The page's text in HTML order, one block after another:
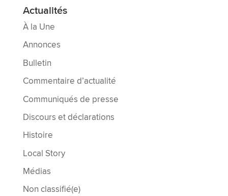
Actualités
À la Une
Annonces
Bulletin
Commentaire d’actualité
Communiqués de presse
Discours et déclarations
Histoire
Local Story
Médias
Non classifié(e)